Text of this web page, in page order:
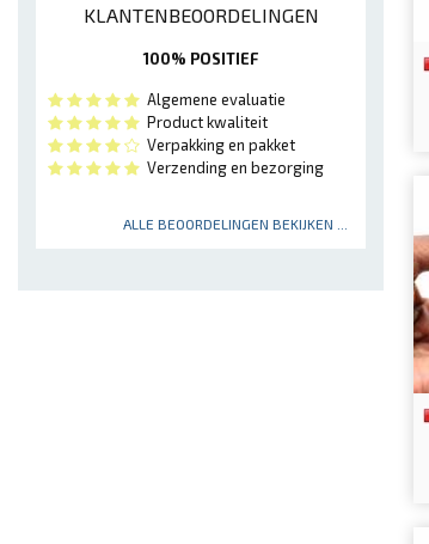
KLANTENBEOORDELINGEN
100% POSITIEF
Algemene evaluatie
Product kwaliteit
Verpakking en pakket
Verzending en bezorging
ALLE BEOORDELINGEN BEKIJKEN ...